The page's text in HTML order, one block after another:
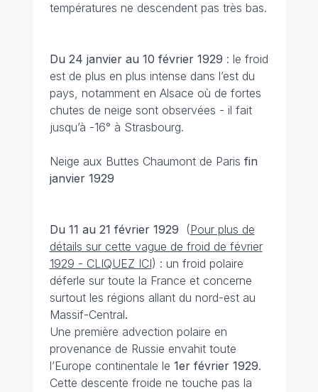
températures ne descendent pas très bas.
Du 24 janvier au 10 février 1929 : le froid
est de plus en plus intense dans l’est du
pays, notamment en Alsace où de fortes
chutes de neige sont observées - il fait
jusqu’à -16° à Strasbourg.
Neige aux Buttes Chaumont de Paris fin
janvier 1929
Du 11 au 21 février 1929 (Pour plus de
détails sur cette vague de froid de février
1929 - CLIQUEZ ICI) : un froid polaire
déferle sur toute la France et concerne
surtout les régions allant du nord-est au
Massif-Central.
Une première advection polaire en
provenance de Russie envahit toute
l’Europe continentale le 1er février 1929.
Cette descente froide ne touche pas la